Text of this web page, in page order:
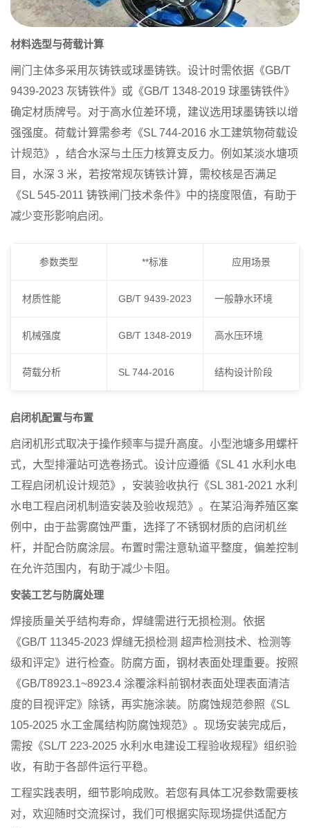
材料选型与荷载计算
闸门主体多采用灰铸铁或球墨铸铁。设计时需依据《GB/T
9439-2023 灰铸铁件》或《GB/T 1348-2019 球墨铸铁件》
确定材质牌号。对于高水位差环境，建议选用球墨铸铁以增
强强度。荷载计算需参考《SL 744-2016 水工建筑物荷载设
计规范》，结合水深与土压力核算支反力。例如某淡水塘项
目，水深 3 米，若按常规灰铸铁计算，需校核是否满足
《SL 545-2011 铸铁闸门技术条件》中的挠度限值，有助于
减少变形影响启闭。
参数类型 **标准 应用场景
材质性能 GB/T 9439-2023 一般静水环境
机械强度 GB/T 1348-2019 高水压环境
荷载分析 SL 744-2016 结构设计阶段
启闭机配置与布置
启闭机形式取决于操作频率与提升高度。小型池塘多用螺杆
式，大型排灌站可选卷扬式。设计应遵循《SL 41 水利水电
工程启闭机设计规范》，安装验收执行《SL 381-2021 水利
水电工程启闭机制造安装及验收规范》。在某沿海养殖区案
例中，由于盐雾腐蚀严重，选择了不锈钢材质的启闭机丝
杆，并配合防腐涂层。布置时需注意轨道平整度，偏差控制
在允许范围内，有助于减少卡阻。
安装工艺与防腐处理
焊接质量关乎结构寿命，焊缝需进行无损检测。依据
《GB/T 11345-2023 焊缝无损检测 超声检测技术、检测等
级和评定》进行检查。防腐方面，钢材表面处理重要。按照
《GB/T8923.1~8923.4 涂覆涂料前钢材表面处理表面清洁
度的目视评定》除锈，再实施涂装。防腐蚀规范参照《SL
105-2025 水工金属结构防腐蚀规范》。现场安装完成后，
需按《SL/T 223-2025 水利水电建设工程验收规程》组织验
收，有助于各部件运行平稳。
工程实践表明，细节影响成败。若您有具体工况参数需要核
对，欢迎随时交流探讨，我们可根据实际现场提供适配方